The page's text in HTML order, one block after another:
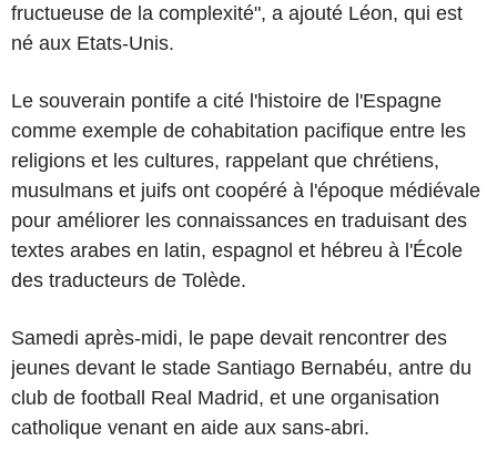
fructueuse de la complexité", a ajouté Léon, qui est
né aux Etats-Unis.
Le souverain pontife a cité l'histoire de l'Espagne
comme exemple de cohabitation pacifique entre les
religions et les cultures, rappelant que chrétiens,
musulmans et juifs ont coopéré à l'époque médiévale
pour améliorer les connaissances en traduisant des
textes arabes en latin, espagnol et hébreu à l'École
des traducteurs de Tolède.
Samedi après-midi, le pape devait rencontrer des
jeunes devant le stade Santiago Bernabéu, antre du
club de football Real Madrid, et une organisation
catholique venant en aide aux sans-abri.